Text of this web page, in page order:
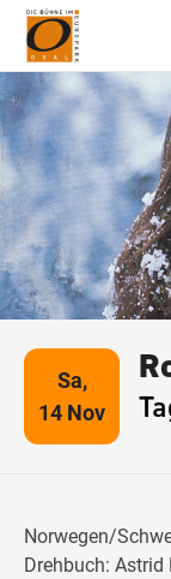
Sa,
14 Nov
Norwegen/
Drehbuch: Astrid